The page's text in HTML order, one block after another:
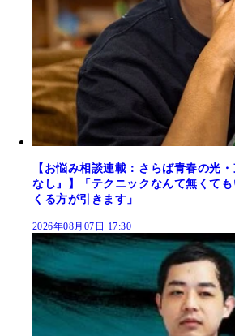
【お悩み相談連載：さらば青春の光
なし』】「テクニックなんて無くて
くる方が引きます」
2026年08月07日 17:30